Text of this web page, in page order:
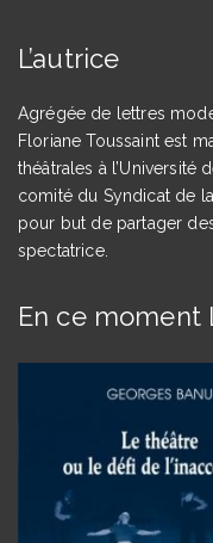
L’autrice
Agrégée de lettres
Floriane Toussaint est
théâtrales à l’Université
comité du Syndicat de
pour but de partager
spectatrice.
En ce moment